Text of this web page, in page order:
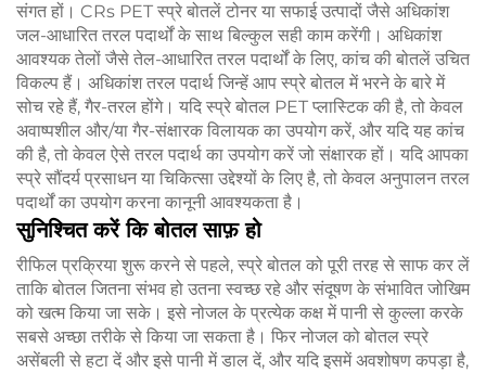
संगत हों। CRs PET स्प्रे बोतलें टोनर या सफाई उत्पादों जैसे अधिकांश
जल-आधारित तरल पदार्थों के साथ बिल्कुल सही काम करेंगी। अधिकांश
आवश्यक तेलों जैसे तेल-आधारित तरल पदार्थों के लिए, कांच की बोतलें उचित
विकल्प हैं। अधिकांश तरल पदार्थ जिन्हें आप स्प्रे बोतल में भरने के बारे में
सोच रहे हैं, गैर-तरल होंगे। यदि स्प्रे बोतल PET प्लास्टिक की है, तो केवल
अवाष्पशील और/या गैर-संक्षारक विलायक का उपयोग करें, और यदि यह कांच
की है, तो केवल ऐसे तरल पदार्थ का उपयोग करें जो संक्षारक हों। यदि आपका
स्प्रे सौंदर्य प्रसाधन या चिकित्सा उद्देश्यों के लिए है, तो केवल अनुपालन तरल
पदार्थों का उपयोग करना कानूनी आवश्यकता है।
सुनिश्चित करें कि बोतल साफ़ हो
रीफिल प्रक्रिया शुरू करने से पहले, स्प्रे बोतल को पूरी तरह से साफ कर लें
ताकि बोतल जितना संभव हो उतना स्वच्छ रहे और संदूषण के संभावित जोखिम
को खत्म किया जा सके। इसे नोजल के प्रत्येक कक्ष में पानी से कुल्ला करके
सबसे अच्छा तरीके से किया जा सकता है। फिर नोजल को बोतल स्प्रे
असेंबली से हटा दें और इसे पानी में डाल दें, और यदि इसमें अवशोषण कपड़ा है,